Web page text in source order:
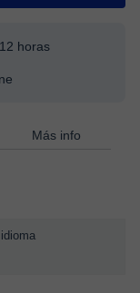
horas
Más info